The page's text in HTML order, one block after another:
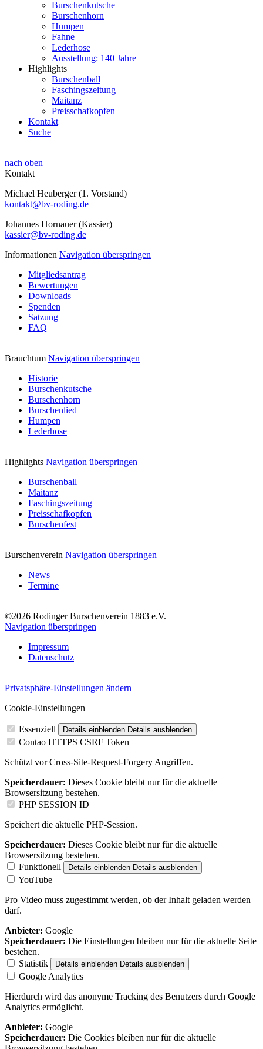
Burschenkutsche
Burschenhorn
Humpen
Fahne
Lederhose
Ausstellung: 140 Jahre
Highlights
Burschenball
Faschingszeitung
Maitanz
Preisschafkopfen
Kontakt
Suche
nach oben
Kontakt
Michael Heuberger (1. Vorstand)
kontakt@bv-roding.de
Johannes Hornauer (Kassier)
kassier@bv-roding.de
Informationen Navigation überspringen
Mitgliedsantrag
Bewertungen
Downloads
Spenden
Satzung
FAQ
Brauchtum Navigation überspringen
Historie
Burschenkutsche
Burschenhorn
Burschenlied
Humpen
Lederhose
Highlights Navigation überspringen
Burschenball
Maitanz
Faschingszeitung
Preisschafkopfen
Burschenfest
Burschenverein Navigation überspringen
News
Termine
©2026 Rodinger Burschenverein 1883 e.V.
Navigation überspringen
Impressum
Datenschutz
Privatsphäre-Einstellungen ändern
Cookie-Einstellungen
Essenziell Details einblenden Details ausblenden
Contao HTTPS CSRF Token
Schützt vor Cross-Site-Request-Forgery Angriffen.
Speicherdauer: Dieses Cookie bleibt nur für die aktuelle
Browsersitzung bestehen.
PHP SESSION ID
Speichert die aktuelle PHP-Session.
Speicherdauer: Dieses Cookie bleibt nur für die aktuelle
Browsersitzung bestehen.
Funktionell
Details einblenden Details ausblenden
YouTube
Pro Video muss zugestimmt werden, ob der Inhalt geladen werden
darf.
Anbieter: Google
Speicherdauer: Die Einstellungen bleiben nur für die aktuelle Seite
bestehen.
Statistik
Details einblenden Details ausblenden
Google Analytics
Hierdurch wird das anonyme Tracking des Benutzers durch Google
Analytics ermöglicht.
Anbieter: Google
Speicherdauer: Die Cookies bleiben nur für die aktuelle